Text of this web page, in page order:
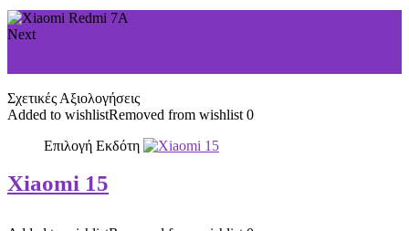
Next
Σχετικές Αξιολογήσεις
Added to wishlistRemoved from wishlist 0
Επιλογή Εκδότη
Xiaomi 15